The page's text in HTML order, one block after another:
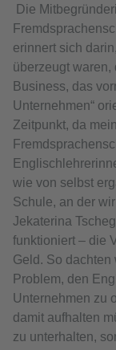
Die
erinnert sich
überzeugt
Business, das
Unternehmen“
Zeitpunkt, da
wie von selbst
Schule, an der
Jekaterina
funktioniert – die
Geld. So
Problem, den
Unternehmen zu
damit aufhalten
zu unterhalten,